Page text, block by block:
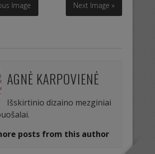
Image Next Image »
AGNĖ KARPOVIENĖ
Išskirtinio dizaino mezginiai
posts from this author